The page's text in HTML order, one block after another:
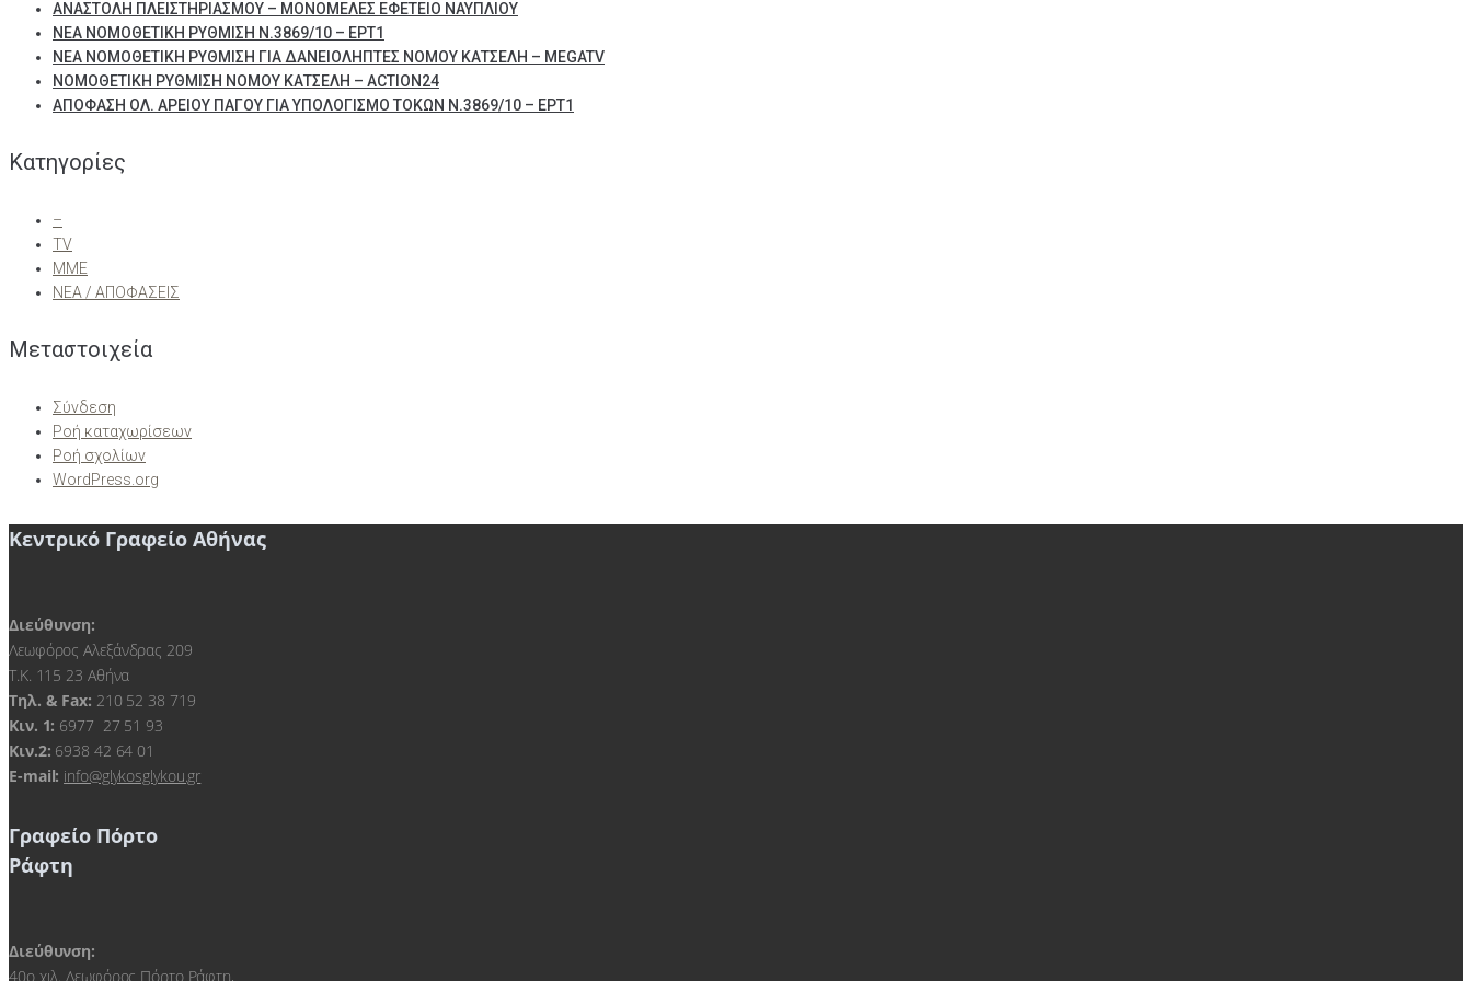
ΑΝΑΣΤΟΛΗ ΠΛΕΙΣΤΗΡΙΑΣΜΟΥ – ΜΟΝΟΜΕΛΕΣ ΕΦΕΤΕΙΟ ΝΑΥΠΛΙΟΥ
ΝΕΑ ΝΟΜΟΘΕΤΙΚΗ ΡΥΘΜΙΣΗ Ν.3869/10 – ΕΡΤ1
ΝΕΑ ΝΟΜΟΘΕΤΙΚΗ ΡΥΘΜΙΣΗ ΓΙΑ ΔΑΝΕΙΟΛΗΠΤΕΣ ΝΟΜΟΥ ΚΑΤΣΕΛΗ – MEGATV
ΝΟΜΟΘΕΤΙΚΗ ΡΥΘΜΙΣΗ ΝΟΜΟΥ ΚΑΤΣΕΛΗ – ACTION24
ΑΠΟΦΑΣΗ ΟΛ. ΑΡΕΙΟΥ ΠΑΓΟΥ ΓΙΑ ΥΠΟΛΟΓΙΣΜΟ ΤΟΚΩΝ Ν.3869/10 – ΕΡΤ1
Kατηγορίες
–
TV
ΜΜΕ
ΝΕΑ / ΑΠΟΦΑΣΕΙΣ
Μεταστοιχεία
Σύνδεση
Ροή καταχωρίσεων
Ροή σχολίων
WordPress.org
Κεντρικό Γραφείο Αθήνας
Διεύθυνση:
Λεωφόρος Αλεξάνδρας 209
Τ.Κ. 115 23 Αθήνα
Τηλ. & Fax: 210 52 38 719
Kιν. 1: 6977 27 51 93
Κιν.2: 6938 42 64 01
E-mail: info@glykosglykou.gr
Γραφείο Πόρτο
Ράφτη
Διεύθυνση:
40ο χιλ. Λεωφόρος Πόρτο Ράφτη,